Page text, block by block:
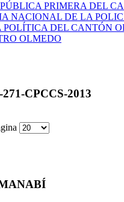
PRIMERA DEL
NACIONAL DE LA
POLÍTICA DEL CANTÓN
OLMEDO
CPCCS-2013